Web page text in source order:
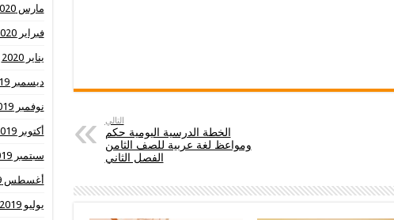
التالي
الخطة الدرسية اليومية حكم
ومواعظ لغة عربية للصف الثامن
الفصل الثاني
مارس 2020
فبراير 2020
يناير 2020
ديسمبر 2019
نوفمبر 2019
أكتوبر 2019
سبتمبر 2019
أغسطس 2019
يوليو 2019